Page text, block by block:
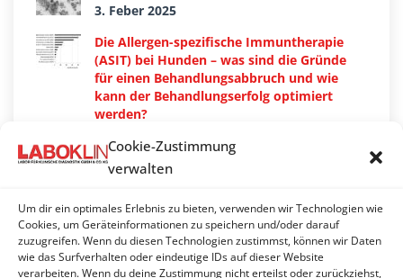
Cookie-Zustimmung
verwalten
Um dir ein optimales Erlebnis zu bieten, verwenden wir Technologien wie
Cookies, um Geräteinformationen zu speichern und/oder darauf
zuzugreifen. Wenn du diesen Technologien zustimmst, können wir Daten
wie das Surfverhalten oder eindeutige IDs auf dieser Website
verarbeiten. Wenn du deine Zustimmung nicht erteilst oder zurückziehst,
3. Feber 2025
Die Allergen-spezifische Immuntherapie
(ASIT) bei Hunden – was sind die Gründe
für einen Behandlungsabbruch und wie
kann der Behandlungserfolg optimiert
werden?
Pemphigus foliaceus bei Hunden und
16. September 2024
Erythema multiforme Komplex bei Hund
und Katze